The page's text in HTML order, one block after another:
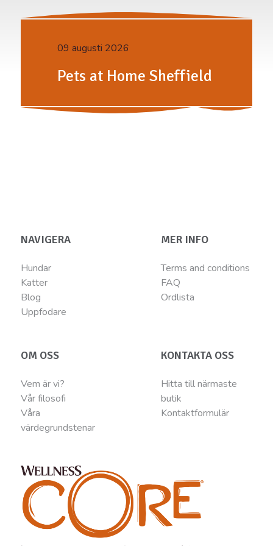
09 augusti 2026
Pets at Home Sheffield
NAVIGERA
Hundar
Katter
Blog
Uppfodare
MER INFO
Terms and conditions
FAQ
Ordlista
OM OSS
Vem är vi?
Vår filosofi
Våra
värdegrundstenar
KONTAKTA OSS
Hitta till närmaste
butik
Kontaktformulär